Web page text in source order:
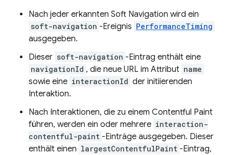
Nach jeder erkannten Soft Navigation wird ein
soft-navigation -Ereignis PerformanceTiming
ausgegeben.
Dieser soft-navigation -Eintrag enthält eine
navigationId , die neue URL im Attribut name
sowie eine interactionId der initiierenden
Interaktion.
Nach Interaktionen, die zu einem Contentful Paint
führen, werden ein oder mehrere interaction-
contentful-paint -Einträge ausgegeben. Dieser
enthält einen largestContentfulPaint -Eintrag,